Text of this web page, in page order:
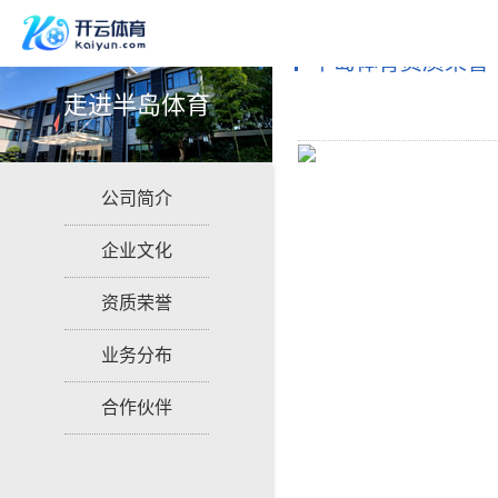
走进半岛体育
公司简介
企业文化
资质荣誉
业务分布
合作伙伴
半岛体育资质荣誉